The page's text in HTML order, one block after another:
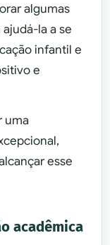
algumas
la a se
infantil e
e
uma
esse
acadêmica